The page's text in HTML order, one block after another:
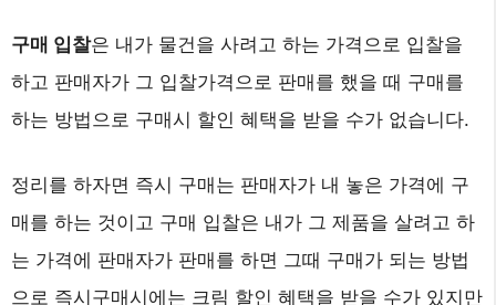
구매 입찰은 내가 물건을 사려고 하는 가격으로 입찰을
하고 판매자가 그 입찰가격으로 판매를 했을 때 구매를
하는 방법으로 구매시 할인 혜택을 받을 수가 없습니다.
정리를 하자면 즉시 구매는 판매자가 내 놓은 가격에 구
매를 하는 것이고 구매 입찰은 내가 그 제품을 살려고 하
는 가격에 판매자가 판매를 하면 그때 구매가 되는 방법
으로 즉시구매시에는 크림 할인 혜택을 받을 수가 있지만